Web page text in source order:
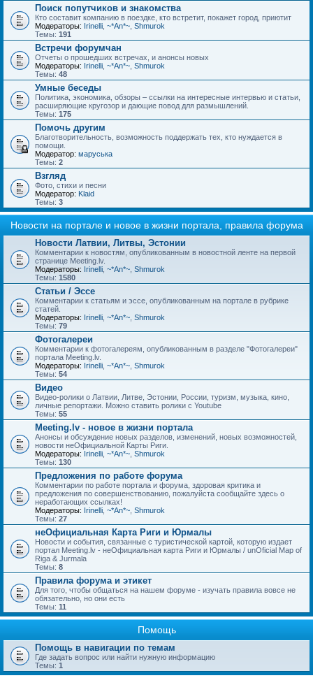
Поиск попутчиков и знакомства
Кто составит компанию в поездке, кто встретит, покажет город, приютит
Модераторы: Irinelli ~*An*~ Shmurok
Темы: 191
Встречи форумчан
Отчеты о прошедших встречах, и анонсы новых
Модераторы: Irinelli ~*An*~ Shmurok
Темы: 48
Умные беседы
Политика, экономика, обзоры – ссылки на интересные интервью и статьи,
расширяющие кругозор и дающие повод для размышлений.
Темы: 175
Помочь другим
Благотворительность, возможность поддержать тех, кто нуждается в
помощи.
Модератор: маруська
Темы: 2
Взгляд
Фото, стихи и песни
Модератор: Klaid
Темы: 3
Новости на портале и новое в жизни портала, правила форума
Новости Латвии, Литвы, Эстонии
Комментарии к новостям, опубликованным в новостной ленте на первой
странице Meeting.lv.
Модераторы: Irinelli ~*An*~ Shmurok
Темы: 1580
Статьи / Эссе
Комментарии к статьям и эссе, опубликованным на портале в рубрике
статей.
Модераторы: Irinelli ~*An*~ Shmurok
Темы: 79
Фотогалереи
Комментарии к фотогалереям, опубликованным в разделе "Фотогалереи"
портала Meeting.lv.
Модераторы: Irinelli ~*An*~ Shmurok
Темы: 54
Видео
Видео-ролики о Латвии, Литве, Эстонии, России, туризм, музыка, кино,
личные репортажи. Можно ставить ролики с Youtube
Темы: 55
Meeting.lv - новое в жизни портала
Анонсы и обсуждение новых разделов, изменений, новых возможностей,
новости неОфициальной Карты Риги.
Модераторы: Irinelli ~*An*~ Shmurok
Темы: 130
Предложения по работе форума
Комментарии по работе портала и форума, здоровая критика и
предложения по совершенствованию, пожалуйста сообщайте здесь о
неработающих ссылках!
Модераторы: Irinelli ~*An*~ Shmurok
Темы: 27
неОфициальная Карта Риги и Юрмалы
Новости и события, связанные с туристической картой, которую издает
портал Meeting.lv - неОфициальная карта Риги и Юрмалы / unOficial Map of
Riga & Jurmala
Темы: 8
Правила форума и этикет
Для того, чтобы общаться на нашем форуме - изучать правила вовсе не
обязательно, но они есть
Темы: 11
Помощь
Помощь в навигации по темам
Где задать вопрос или найти нужную информацию
Темы: 1